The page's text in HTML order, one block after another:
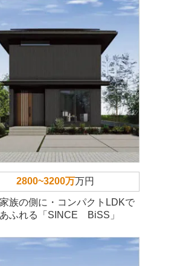
2800~3200万万円
族の側に・コンパクトLDKで
ふれる「SINCE BiSS」